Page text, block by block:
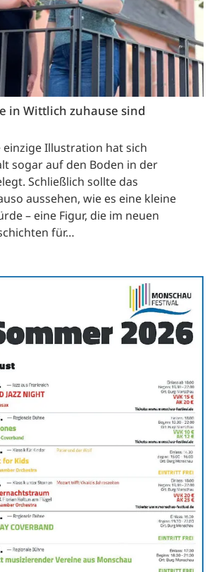
in Wittlich zuhause sind
einzige Illustration hat sich
sogar auf den Boden in der
Schließlich sollte das
aussehen, wie es eine kleine
– eine Figur, die im neuen
für…